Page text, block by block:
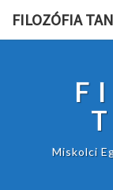
FILOZÓFIA
Miskolci